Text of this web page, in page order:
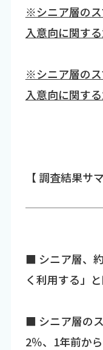
※シニア層の
入意向に関す
※シニア層の
入意向に関す
【 調査結果サ
■ シニア層、
く利用する」
■ シニア層の
2％、1年前か